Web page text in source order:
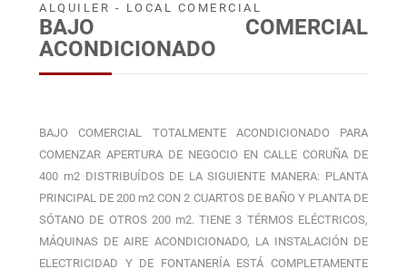
ALQUILER - LOCAL COMERCIAL
BAJO COMERCIAL
ACONDICIONADO
BAJO COMERCIAL TOTALMENTE ACONDICIONADO PARA
COMENZAR APERTURA DE NEGOCIO EN CALLE CORUÑA DE
400 m2 DISTRIBUÍDOS DE LA SIGUIENTE MANERA: PLANTA
PRINCIPAL DE 200 m2 CON 2 CUARTOS DE BAÑO Y PLANTA DE
SÓTANO DE OTROS 200 m2. TIENE 3 TÉRMOS ELÉCTRICOS,
MÁQUINAS DE AIRE ACONDICIONADO, LA INSTALACIÓN DE
ELECTRICIDAD Y DE FONTANERÍA ESTÁ COMPLETAMENTE